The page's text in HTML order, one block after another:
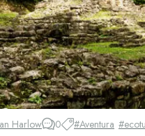
Harlow 0 #Aventura #